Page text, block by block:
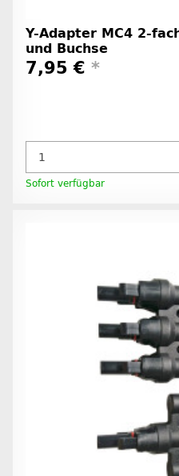
Y-Adapter MC4 2-
und Buchse
7,95 € *
Sofort verfügbar